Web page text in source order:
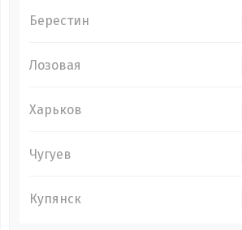
Берестин
Лозовая
Харьков
Чугуев
Купянск